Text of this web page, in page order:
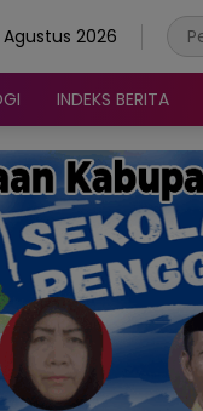
2026
INDEKS BERITA